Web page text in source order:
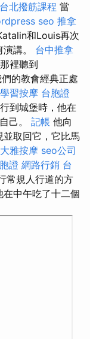
台北撥筋課程 當
seo 推拿
和Louis再次
講。 台中推拿
裡聽到
的教會經典正處
學習按摩 台胞證
到城堡時，他在
己。 記帳 他向
取回它，它比馬
大雅按摩 seo公司
證 網路行銷 台
常規人行道的方
中午吃了十二個